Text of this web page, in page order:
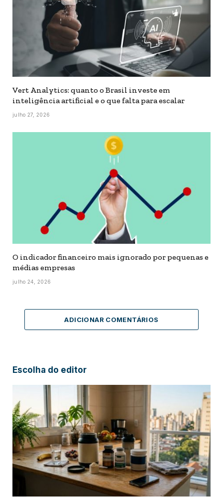
Vert Analytics: quanto o Brasil investe em
inteligência artificial e o que falta para escalar
julho 27, 2026
O indicador financeiro mais ignorado por pequenas e
médias empresas
julho 24, 2026
ADICIONAR COMENTÁRIOS
Escolha do editor